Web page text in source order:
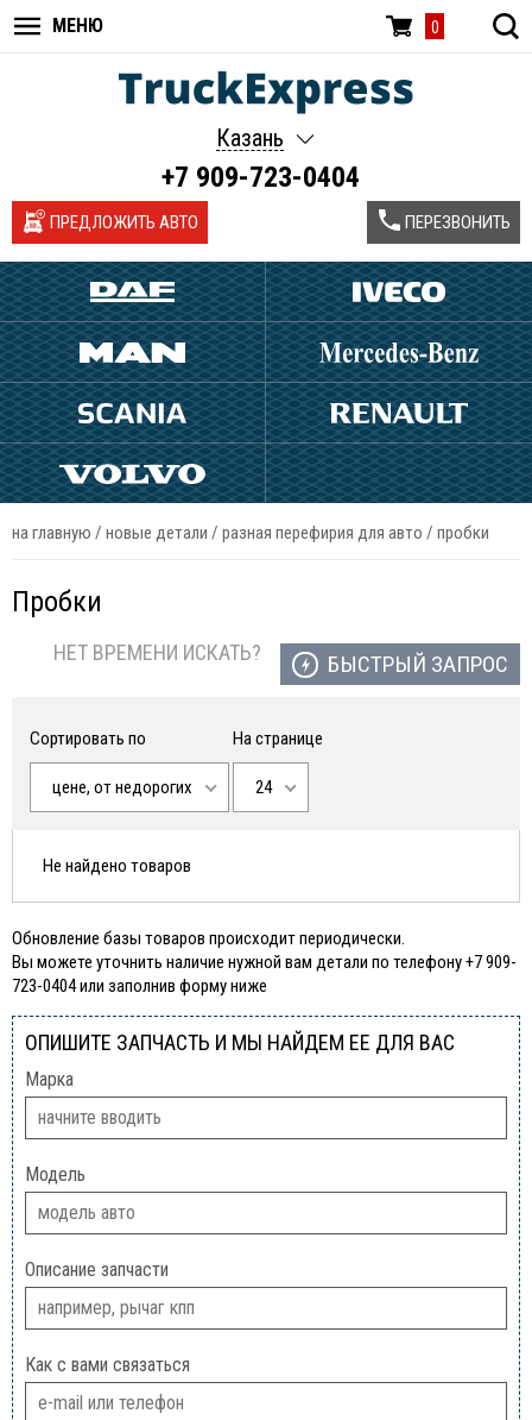
МЕНЮ 0
Казань
+7 909-723-0404
ПРЕДЛОЖИТЬ АВТО
на главную / новые детали / разная перефирия для авто / пробки
Пробки
НЕТ ВРЕМЕНИ ИСКАТЬ? БЫСТРЫЙ ЗАПРОС
Сортировать по
цене, от недорогих
На странице
24
Не найдено товаров
Обновление базы товаров происходит периодически.
Вы можете уточнить наличие нужной вам детали по телефону +7 909-
723-0404 или заполнив форму ниже
ОПИШИТЕ ЗАПЧАСТЬ И МЫ НАЙДЕМ ЕЕ ДЛЯ ВАС
Марка
Модель
Описание запчасти
Как с вами связаться